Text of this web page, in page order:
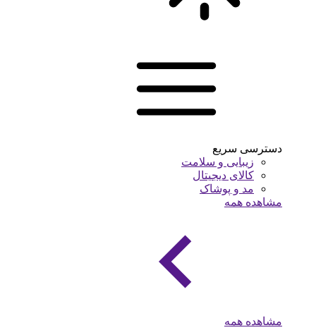
دسترسی سریع
زیبایی و سلامت
کالای دیجیتال
مد و پوشاک
مشاهده همه
مشاهده همه